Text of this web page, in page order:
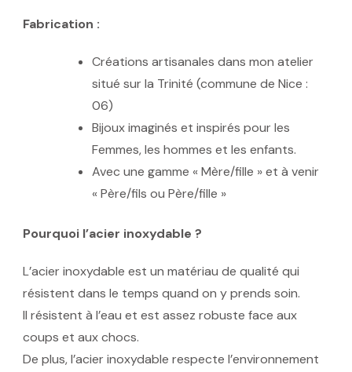
Fabrication :
Créations artisanales dans mon atelier
situé sur la Trinité (commune de Nice :
06)
Bijoux imaginés et inspirés pour les
Femmes, les hommes et les enfants.
Avec une gamme « Mère/fille » et à venir
« Père/fils ou Père/fille »
Pourquoi l’acier inoxydable ?
L’acier inoxydable est un matériau de qualité qui
résistent dans le temps quand on y prends soin.
Il résistent à l’eau et est assez robuste face aux
coups et aux chocs.
De plus, l’acier inoxydable respecte l’environnement